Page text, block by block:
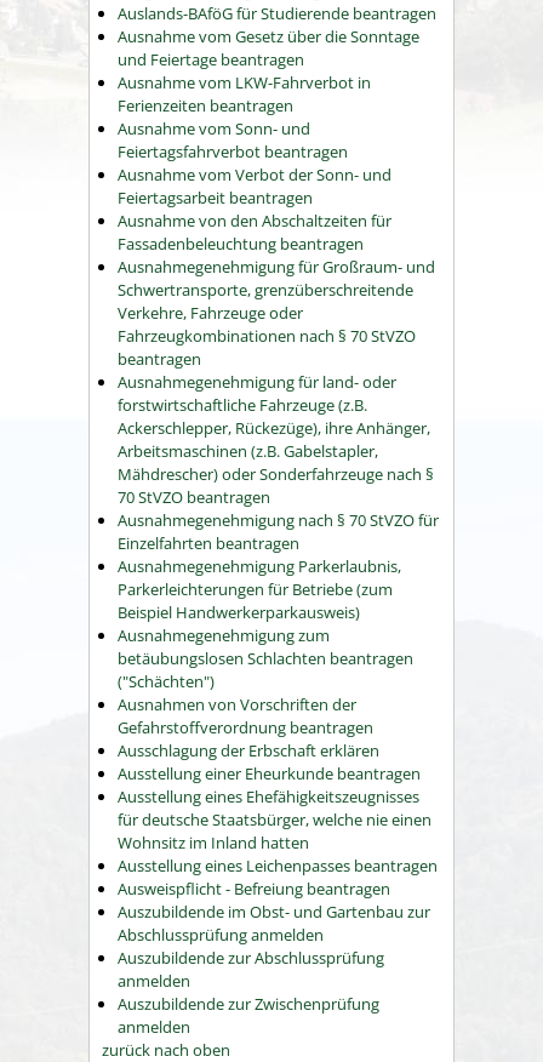
Auslands-BAföG für Studierende beantragen
Ausnahme vom Gesetz über die Sonntage
und Feiertage beantragen
Ausnahme vom LKW-Fahrverbot in
Ferienzeiten beantragen
Ausnahme vom Sonn- und
Feiertagsfahrverbot beantragen
Ausnahme vom Verbot der Sonn- und
Feiertagsarbeit beantragen
Ausnahme von den Abschaltzeiten für
Fassadenbeleuchtung beantragen
Ausnahmegenehmigung für Großraum- und
Schwertransporte, grenzüberschreitende
Verkehre, Fahrzeuge oder
Fahrzeugkombinationen nach § 70 StVZO
beantragen
Ausnahmegenehmigung für land- oder
forstwirtschaftliche Fahrzeuge (z.B.
Ackerschlepper, Rückezüge), ihre Anhänger,
Arbeitsmaschinen (z.B. Gabelstapler,
Mähdrescher) oder Sonderfahrzeuge nach §
70 StVZO beantragen
Ausnahmegenehmigung nach § 70 StVZO für
Einzelfahrten beantragen
Ausnahmegenehmigung Parkerlaubnis,
Parkerleichterungen für Betriebe (zum
Beispiel Handwerkerparkausweis)
Ausnahmegenehmigung zum
betäubungslosen Schlachten beantragen
("Schächten")
Ausnahmen von Vorschriften der
Gefahrstoffverordnung beantragen
Ausschlagung der Erbschaft erklären
Ausstellung einer Eheurkunde beantragen
Ausstellung eines Ehefähigkeitszeugnisses
für deutsche Staatsbürger, welche nie einen
Wohnsitz im Inland hatten
Ausstellung eines Leichenpasses beantragen
Ausweispflicht - Befreiung beantragen
Auszubildende im Obst- und Gartenbau zur
Abschlussprüfung anmelden
Auszubildende zur Abschlussprüfung
anmelden
Auszubildende zur Zwischenprüfung
anmelden
zurück nach oben